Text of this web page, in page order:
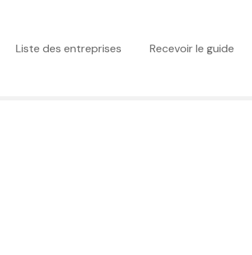
Liste des entreprises Recevoir le guide